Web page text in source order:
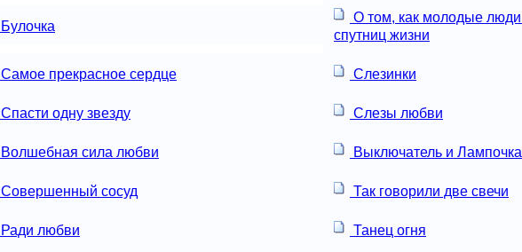
Булочка
О том, как молодые
спутниц жизни
Самое прекрасное сердце Слезинки
Спасти одну звезду Слезы любви
Волшебная сила любви Выключатель и Лампочка
Совершенный сосуд Так говорили две свечи
Ради любви Танец огня